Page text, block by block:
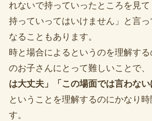
れないで持っていったところを見
持っていってはいけません」と言
なることもあります。
時と場合によるというのを理解す
のお子さんにとって難しいことで、
は大丈夫」「この場面では言わない
ということを理解するのにかなり時
す。